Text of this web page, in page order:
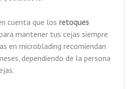
cuenta que los retoques
mantener tus cejas siempre
en microblading recomiendan
dependiendo de la persona